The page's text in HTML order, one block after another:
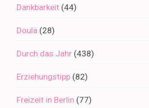
Dankbarkeit (44)
Doula (28)
Durch das Jahr (438)
Erziehungstipp (82)
Freizeit in Berlin (77)